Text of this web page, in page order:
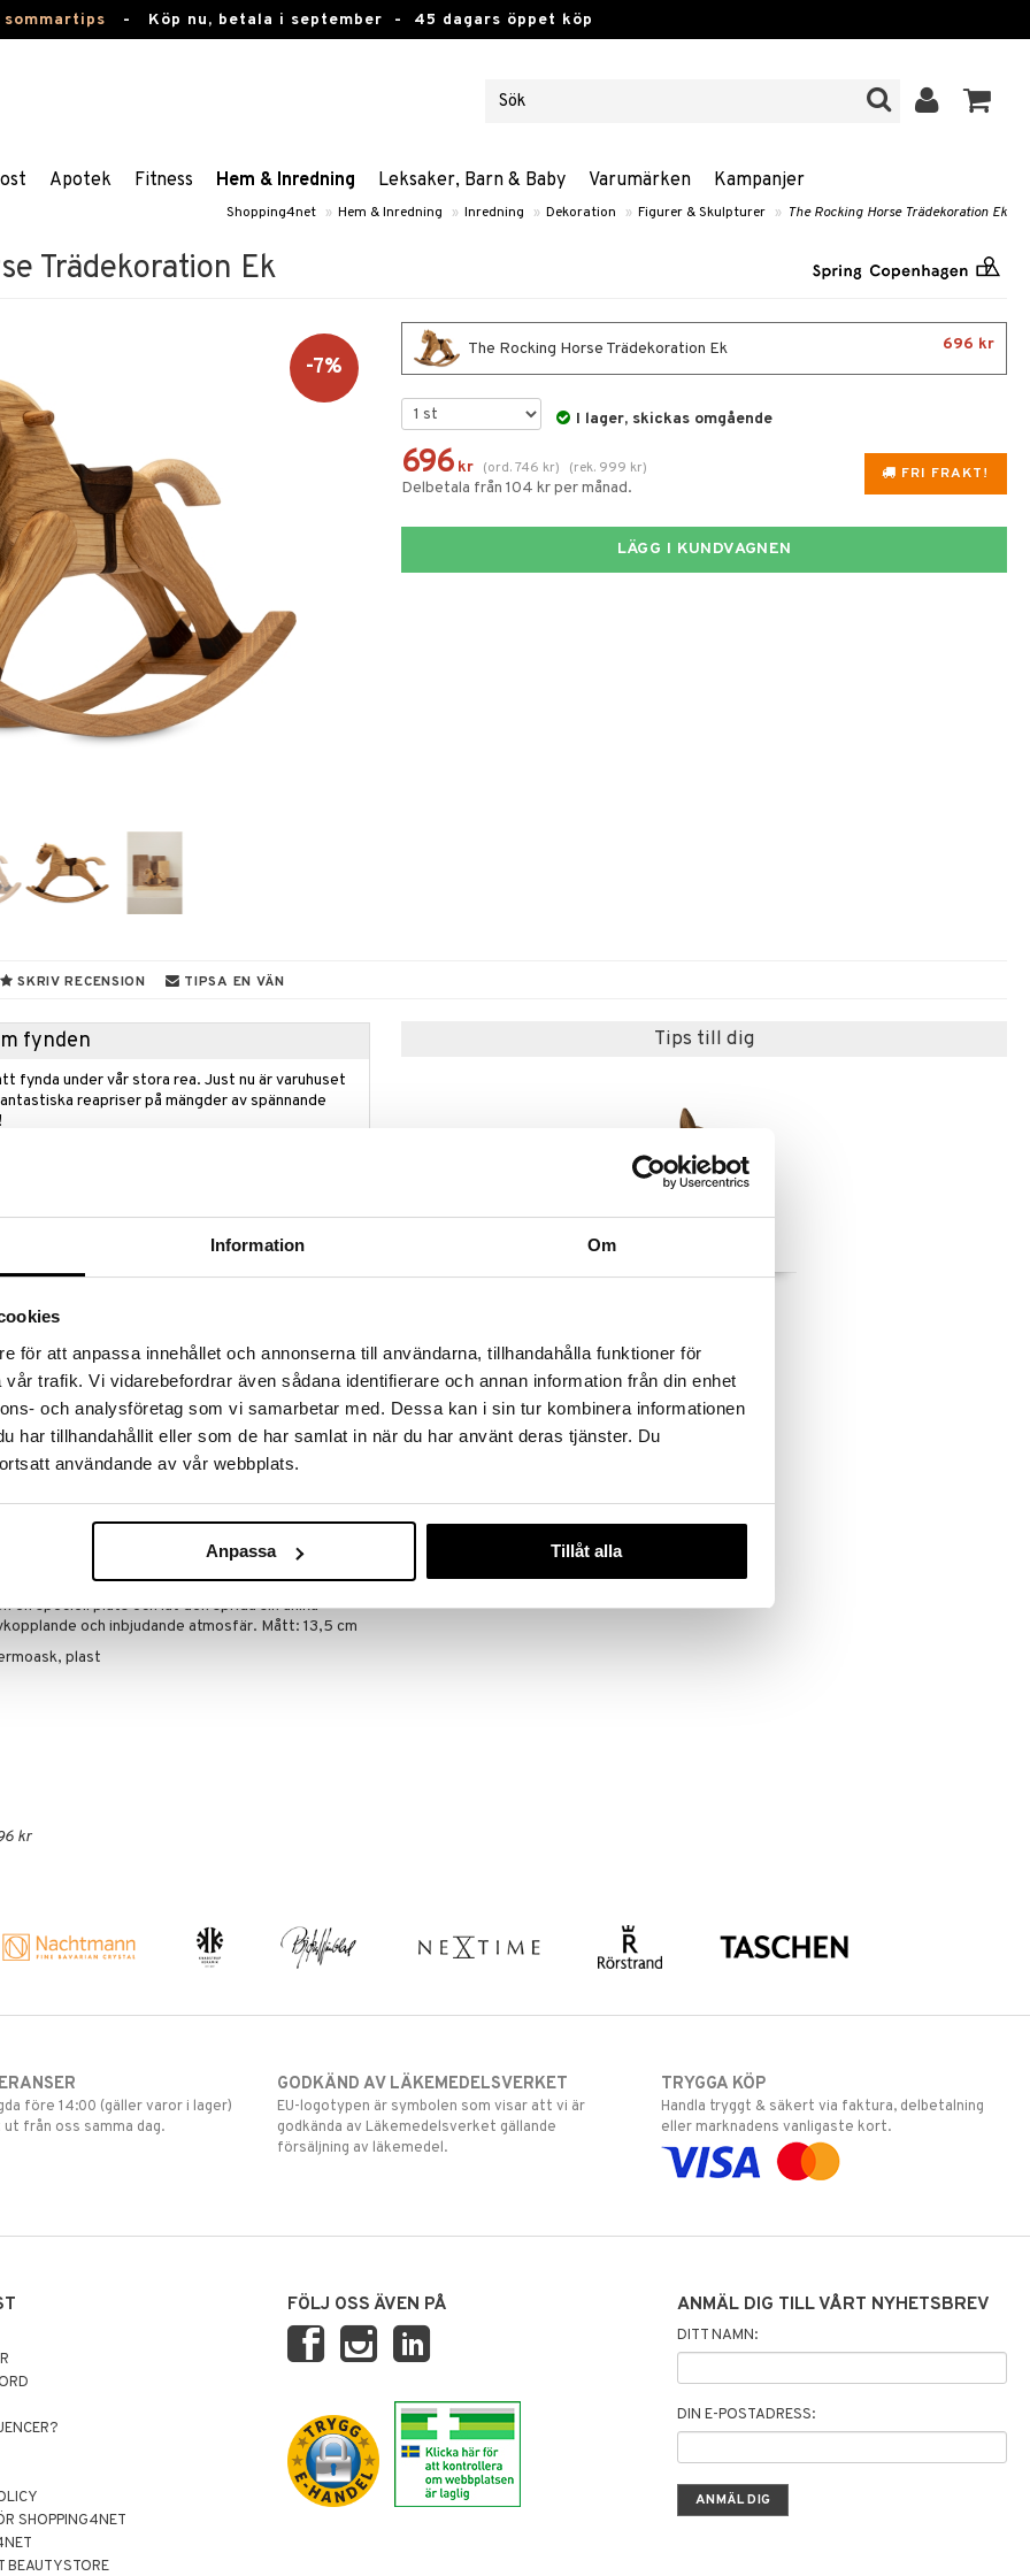
Information Om
för att anpassa innehållet och annonserna till användarna, tillhandahålla funktioner för
trafik. Vi vidarebefordrar även sådana identifierare och annan information från din enhet
och analysföretag som vi samarbetar med. Dessa kan i sin tur kombinera informationen
har tillhandahållit eller som de har samlat in när du har använt deras tjänster. Du
användande av vår webbplats.
Anpassa Tillåt alla
- Köp nu, betala i september - 45 dagars öppet köp
Apotek Fitness Hem & Inredning Leksaker, Barn & Baby Varumärken Kampanjer
Shopping4net » Hem & Inredning » Inredning » Dekoration » Figurer & Skulpturer » The Rocking Horse Trädekoration Ek
Trädekoration Ek
-7%
The Rocking Horse Trädekoration Ek 696 kr
I lager, skickas omgående
FRI FRAKT!
696 kr (ord.746 kr) (rek. 999 kr)
Delbetala från 104 kr per månad.
LÄGG I KUNDVAGNEN
SKRIV RECENSION TIPSA EN VÄN
fynden
fynda under vår stora rea. Just nu är varuhuset
reapriser på mängder av spännande
som passar perfekt på fönsterbrädan, i
Med sina detaljrika och vackra utformning finns
Gunghästen kommer att omedelbart skapa en
och den kommer att väcka tankar om
leksak och är inte avsedd att användas av barn.
har tillverkats och monterats för hand, vilket
mellan olika versioner.
dess naturliga skönhet över tiden.
som väcker varma minnen och skapar en
en speciell plats och låt den sprida sin unika
och inbjudande atmosfär. Mått: 13,5 cm
plast
kr
Tips till dig
489 548
före 14:00 (gäller varor i lager)
från oss samma dag.
GODKÄND AV LÄKEMEDELSVERKET
EU-logotypen är symbolen som visar att vi är
godkända av Läkemedelsverket gällande
försäljning av läkemedel.
TRYGGA KÖP
Handla tryggt & säkert via faktura, delbetalning
eller marknadens vanligaste kort.
SHOPPING4NET
BEAUTYSTORE
FÖLJ OSS ÄVEN PÅ ANMÄL DIG TILL VÅRT NYHETSBREV
DITT NAMN:
DIN E-POSTADRESS: